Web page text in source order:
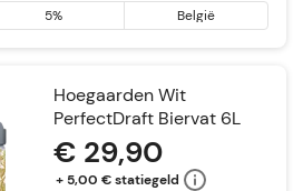
5% België
Hoegaarden Wit
PerfectDraft Biervat 6L
€ 29,90
+ 5,00 € statiegeld